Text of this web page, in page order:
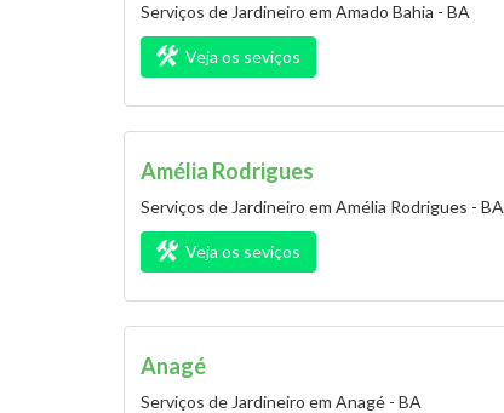
Serviços de Jardineiro em Amado Bahia - BA
Veja os seviços
Amélia Rodrigues
Serviços de Jardineiro em Amélia Rodrigues - BA
Veja os seviços
Anagé
Serviços de Jardineiro em Anagé - BA